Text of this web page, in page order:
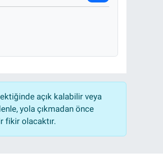
açık kalabilir veya
yola çıkmadan önce
fikir olacaktır.